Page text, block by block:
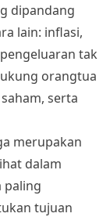
dipandang
lain: inflasi,
tak
orangtua
serta
merupakan
dalam
paling
tujuan